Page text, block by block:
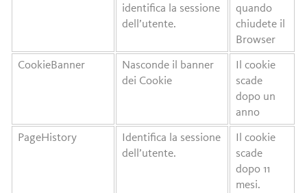
identifica la sessione
dell’utente.
quando
chiudete il
Browser
CookieBanner
Nasconde il banner
dei Cookie
Il cookie
scade
dopo un
anno
PageHistory
Identifica la sessione
dell’utente.
Il cookie
scade
dopo 11
mesi.